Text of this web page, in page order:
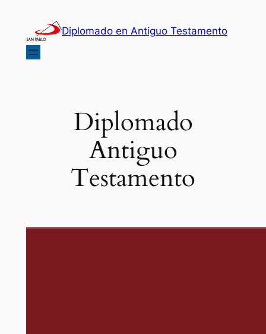
Diplomado en Antiguo Testamento
Diplomado
Antiguo
Testamento